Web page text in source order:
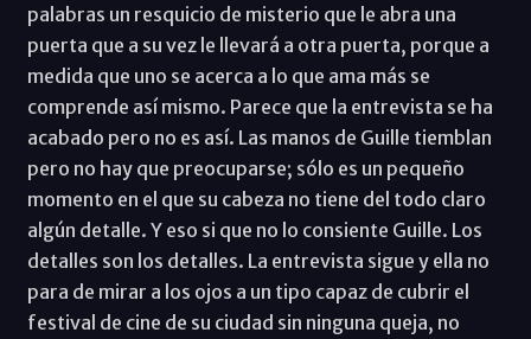
palabras un resquicio de misterio que le abra una
puerta que a su vez le llevará a otra puerta, porque a
medida que uno se acerca a lo que ama más se
comprende así mismo. Parece que la entrevista se ha
acabado pero no es así. Las manos de Guille tiemblan
pero no hay que preocuparse; sólo es un pequeño
momento en el que su cabeza no tiene del todo claro
algún detalle. Y eso si que no lo consiente Guille. Los
detalles son los detalles. La entrevista sigue y ella no
para de mirar a los ojos a un tipo capaz de cubrir el
festival de cine de su ciudad sin ninguna queja, no